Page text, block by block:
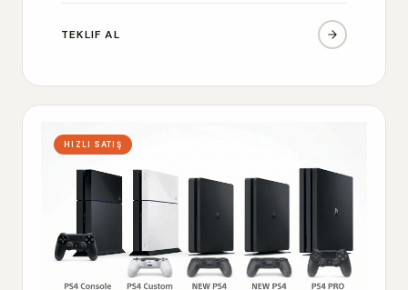
TEKLIF AL
HIZLI SATIŞ